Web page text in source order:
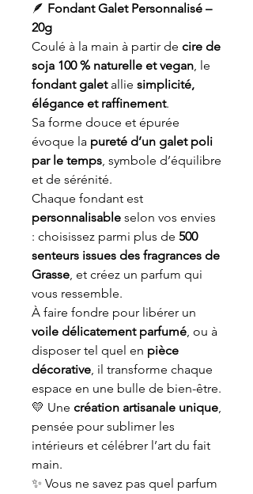
🪶 Fondant Galet Personnalisé –
20g
Coulé à la main à partir de cire de
soja 100 % naturelle et vegan, le
fondant galetallie simplicité,
élégance et raffinement.
Sa forme douce et épurée
évoque la pureté d’un galet poli
par le temps, symbole d’équilibre
et de sérénité.
Chaque fondant est
personnalisable selon vos envies
: choisissez parmi plus de 500
senteurs issues des fragrances de
Grasse, et créez un parfum qui
vous ressemble.
À faire fondre pour libérer un
voile délicatement parfumé, ou à
disposer tel quel en pièce
décorative, il transforme chaque
espace en une bulle de bien-être.
💛 Une création artisanale unique,
pensée pour sublimer les
intérieurs et célébrer l’art du fait
main.
✨ Vous ne savez pas quel parfum